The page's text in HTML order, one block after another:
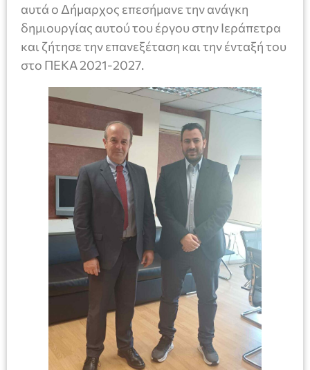
αυτά ο Δήμαρχος επεσήμανε την ανάγκη
δημιουργίας αυτού του έργου στην Ιεράπετρα
και ζήτησε την επανεξέταση και την ένταξή του
στο ΠΕΚΑ 2021-2027.